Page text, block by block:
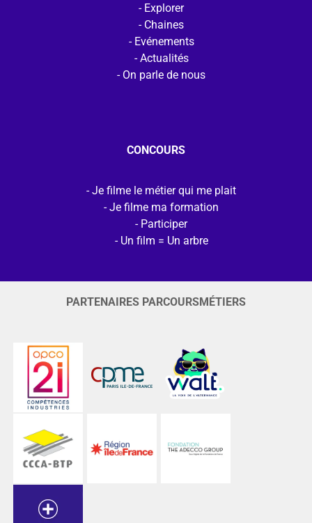
Explorer
Chaines
Evénements
Actualités
On parle de nous
CONCOURS
Je filme le métier qui me plait
Je filme ma formation
Participer
Un film = Un arbre
PARTENAIRES PARCOURSMÉTIERS